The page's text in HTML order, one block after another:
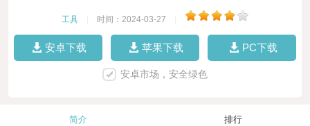
工具 时间：2024-03-27
安卓下载 苹果下载 PC下载
安卓市场，安全绿色
简介 排行